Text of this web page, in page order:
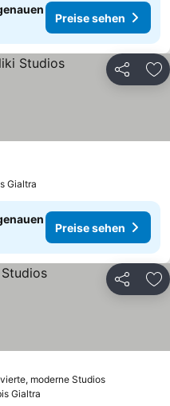
Preise sehen
Teilen
sehen
Gialtra
Preise sehen
Teilen
moderne StudiosPreise
Gialtra